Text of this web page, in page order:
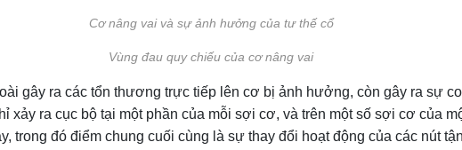
Cơ nâng vai và sự ảnh hưởng của tư thế cổ
Vùng đau quy chiếu của cơ nâng vai
gây ra các tổn thương trực tiếp lên cơ bị ảnh hưởng, còn gây ra sự
xảy ra cục bộ tại một phần của mỗi sợi cơ, và trên một số sợi cơ của
trong đó điểm chung cuối cùng là sự thay đổi hoạt động của các nút